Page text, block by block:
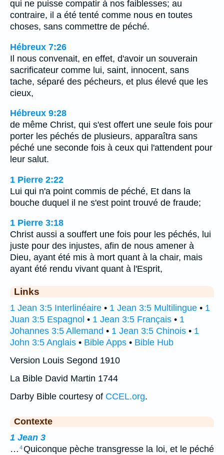
qui ne puisse compatir à nos faiblesses; au
contraire, il a été tenté comme nous en toutes
choses, sans commettre de péché.
Hébreux 7:26
Il nous convenait, en effet, d'avoir un souverain
sacrificateur comme lui, saint, innocent, sans
tache, séparé des pécheurs, et plus élevé que les
cieux,
Hébreux 9:28
de même Christ, qui s'est offert une seule fois pour
porter les péchés de plusieurs, apparaîtra sans
péché une seconde fois à ceux qui l'attendent pour
leur salut.
1 Pierre 2:22
Lui qui n'a point commis de péché, Et dans la
bouche duquel il ne s'est point trouvé de fraude;
1 Pierre 3:18
Christ aussi a souffert une fois pour les péchés, lui
juste pour des injustes, afin de nous amener à
Dieu, ayant été mis à mort quant à la chair, mais
ayant été rendu vivant quant à l'Esprit,
Links
1 Jean 3:5 Interlinéaire • 1 Jean 3:5 Multilingue • 1
Juan 3:5 Espagnol • 1 Jean 3:5 Français • 1
Johannes 3:5 Allemand • 1 Jean 3:5 Chinois • 1
John 3:5 Anglais • Bible Apps • Bible Hub
Version Louis Segond 1910
La Bible David Martin 1744
Darby Bible courtesy of CCEL.org.
Contexte
1 Jean 3
… 4Quiconque pèche transgresse la loi, et le péché